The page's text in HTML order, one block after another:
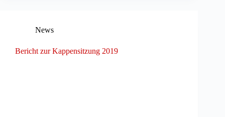
News
Bericht zur Kappensitzung 2019